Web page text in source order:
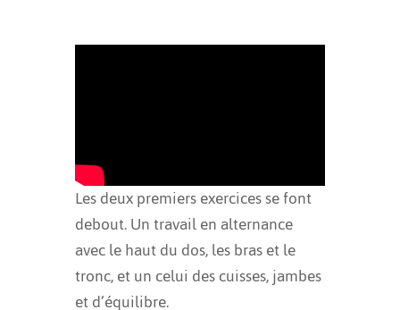
Les deux premiers exercices se font
debout. Un travail en alternance
avec le haut du dos, les bras et le
tronc, et un celui des cuisses, jambes
et d’équilibre.